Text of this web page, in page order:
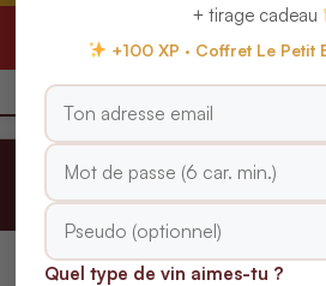
+ tirage cadeau
+100 XP · Coffret Le Petit
Quel type de vin aimes-tu ?